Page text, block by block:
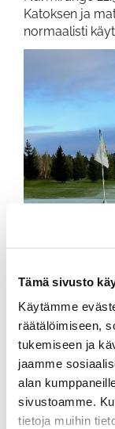
Tämä sivusto
Käytämme
räätälöimiseen,
tukemiseen ja
jaamme
alan
sivustoamme.
tietoja muihin
Katoksen ja
normaalisti